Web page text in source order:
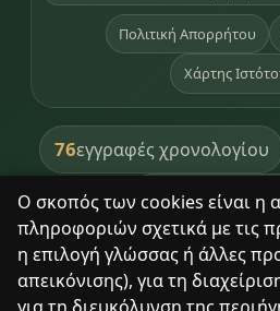
Ο σκοπός των cookies είναι η
πληροφοριών σχετικά με τις
η επιλογή γλώσσας ή άλλες
απεικόνισης), για τη
Πολιτική Απορρήτου
Χάρτης
76εγγραφές χρονολογίου
391βιβλία
8σημεία